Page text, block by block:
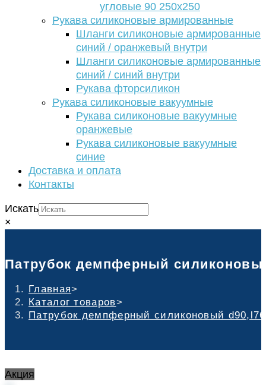
угловые 90 250х250
Рукава силиконовые армированные
Шланги силиконовые армированные
синий / оранжевый внутри
Шланги силиконовые армированные
синий / синий внутри
Рукава фторсиликон
Рукава силиконовые вакуумные
Рукава силиконовые вакуумные
оранжевые
Рукава силиконовые вакуумные
синие
Доставка и оплата
Контакты
Искать
×
Патрубок демпферный
Главная>
Каталог товаров>
Патрубок демпферный силиконовый d90,l76
Акция